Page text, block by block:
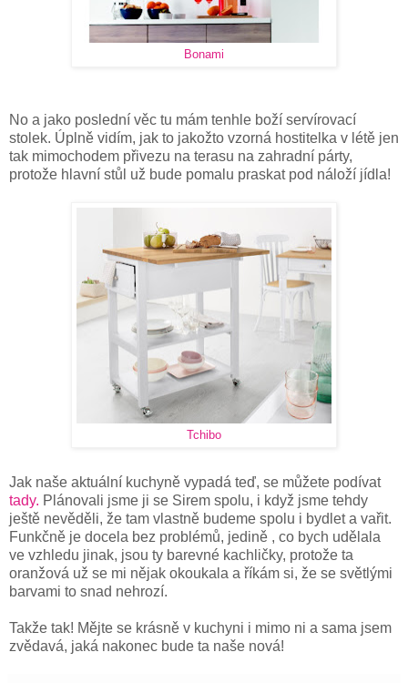
Bonami
No a jako poslední věc tu mám tenhle boží servírovací
stolek. Úplně vidím, jak to jakožto vzorná hostitelka v létě jen
tak mimochodem přivezu na terasu na zahradní párty,
protože hlavní stůl už bude pomalu praskat pod náloží jídla!
Tchibo
Jak naše aktuální kuchyně vypadá teď, se můžete podívat
tady. Plánovali jsme ji se Sirem spolu, i když jsme tehdy
ještě nevěděli, že tam vlastně budeme spolu i bydlet a vařit.
Funkčně je docela bez problémů, jedině , co bych udělala
ve vzhledu jinak, jsou ty barevné kachličky, protože ta
oranžová už se mi nějak okoukala a říkám si, že se světlými
barvami to snad nehrozí.
Takže tak! Mějte se krásně v kuchyni i mimo ni a sama jsem
zvědavá, jaká nakonec bude ta naše nová!